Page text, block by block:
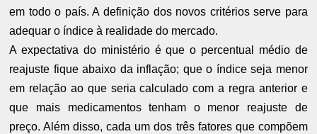
em todo o país. A definição dos novos critérios serve para
adequar o índice à realidade do mercado.
A expectativa do ministério é que o percentual médio de
reajuste fique abaixo da inflação; que o índice seja menor
em relação ao que seria calculado com a regra anterior e
que mais medicamentos tenham o menor reajuste de
preço. Além disso, cada um dos três fatores que compõem